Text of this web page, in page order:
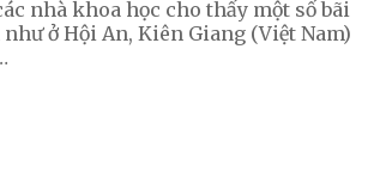
nhà khoa học cho thấy một số bãi
ở Hội An, Kiên Giang (Việt Nam)